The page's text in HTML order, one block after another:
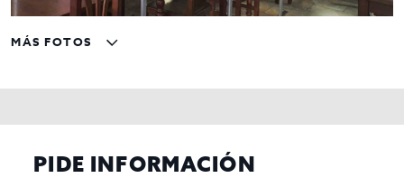
MÁS FOTOS
PIDE INFORMACIÓN